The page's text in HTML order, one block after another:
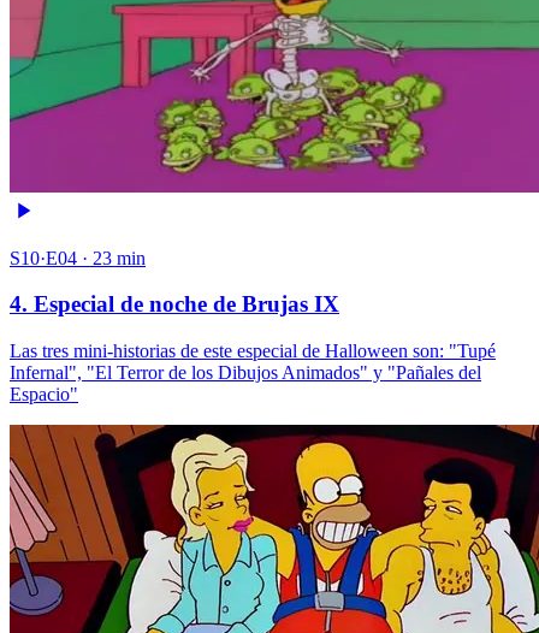
S10·E04 · 23 min
4. Especial de noche de Brujas IX
Las tres mini-historias de este especial de Halloween son: "Tupé
Infernal", "El Terror de los Dibujos Animados" y "Pañales del
Espacio"